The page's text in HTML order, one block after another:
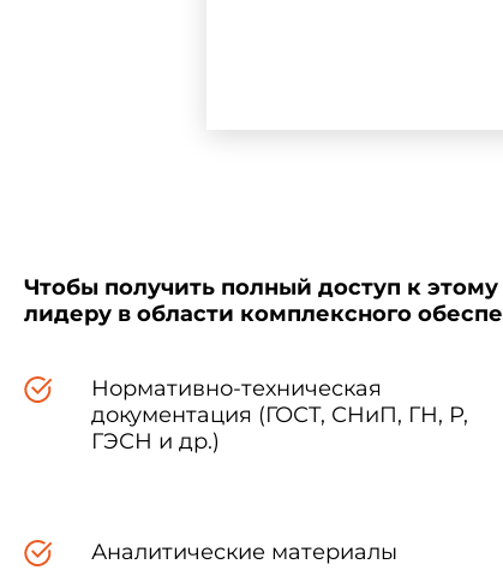
Чтобы получить полный доступ к
лидеру в области комплексного
Нормативно-техническая
документация (ГОСТ, СНиП, ГН, Р,
ГЭСН и др.)
Аналитические материалы